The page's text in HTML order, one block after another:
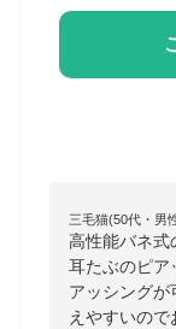
三毛猫(50代・男
高性能バネ式
耳たぶのピア
アッシングが
えやすいので